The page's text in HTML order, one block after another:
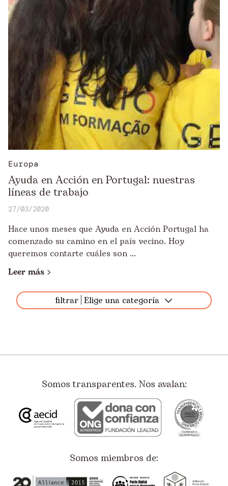
Europa
Ayuda en Acción en Portugal: nuestras
líneas de trabajo
27/03/2020
Hace unos meses que Ayuda en Acción Portugal ha
comenzado su camino en el país vecino. Hoy
queremos contarte cuáles son ...
Leer más
filtrar Elige una categoría
América Latina
Colombia
El Salvador
Somos transparentes. Nos avalan:
Somos miembros de: